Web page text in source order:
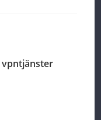
vpntjänster